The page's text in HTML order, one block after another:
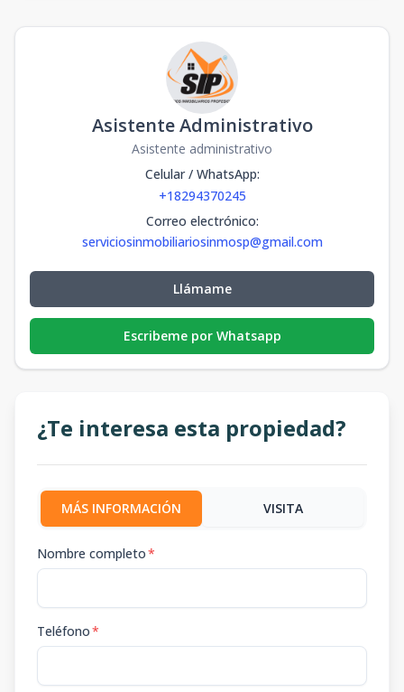
Asistente Administrativo
Asistente administrativo
Celular / WhatsApp:
+18294370245
Correo electrónico:
serviciosinmobiliariosinmosp@gmail.com
Llámame
Escribeme por Whatsapp
¿Te interesa esta propiedad?
MÁS INFORMACIÓN VISITA
Nombre completo*
Teléfono*